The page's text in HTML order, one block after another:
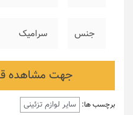
جنس سرامیک
جهت مشاهده
برچسب ها: سایر لوازم تزئینی